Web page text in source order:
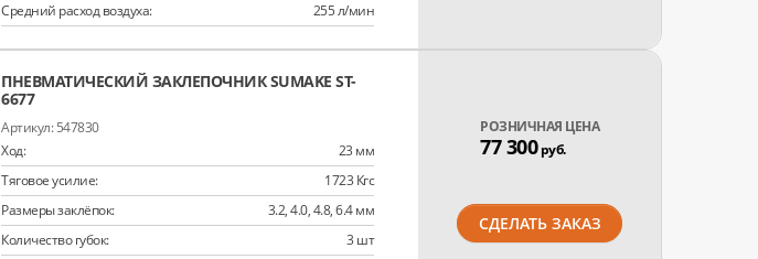
Средний расход воздуха:
255 л/мин
ПНЕВМАТИЧЕСКИЙ ЗАКЛЕПОЧНИК SUMAKE ST-
6677
547830
Ход:
23 мм
Тяговое усилие:
1723 Кгс
Размеры заклёпок:
3.2, 4.0, 4.8, 6.4 мм
Количество губок:
3 шт
РОЗНИЧНАЯ ЦЕНА
77 300руб.
СДЕЛАТЬ ЗАКАЗ